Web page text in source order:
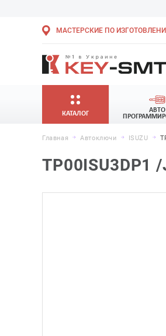
МАСТЕРСКИЕ ПО
КАТАЛОГ
АВТО
Главная Автоключи ISUZU